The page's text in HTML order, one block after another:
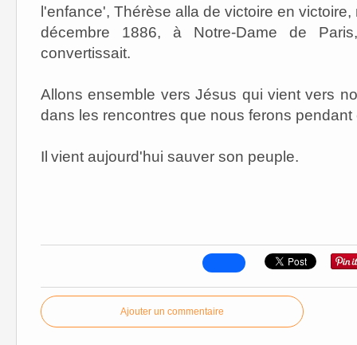
l'enfance', Thérèse alla de victoire en
décembre 1886, à Notre-Dame de
convertissait.
Allons ensemble vers Jésus qui vient vers
dans les rencontres que nous ferons
Il vient aujourd'hui sauver son peuple.
Ajouter un commentaire